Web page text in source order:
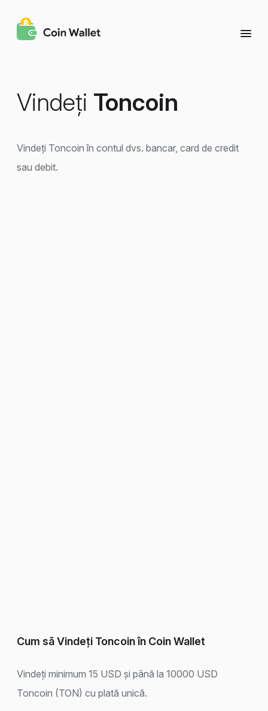
Vindeți Toncoin
Vindeți Toncoin în contul dvs. bancar, card de credit
sau debit.
Cum să Vindeți Toncoin în Coin Wallet
Vindeți minimum 15 USD și până la 10000 USD
Toncoin (TON) cu plată unică.